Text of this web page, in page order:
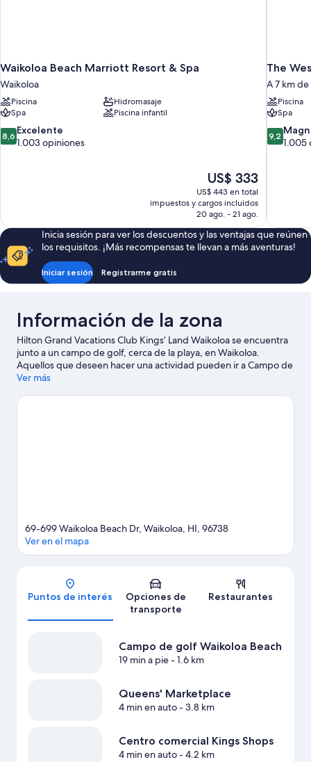
Waikoloa Beach Marriott Resort & Spa
Waikoloa
Piscina
Hidromasaje
Spa
Piscina infantil
8.6
de
8,6 Excelente
1.003 opiniones
El
precio
actual
es
de
US$ 333
US$ 333
US$ 443 en total
impuestos y cargos incluidos
20 ago. - 21 ago.
The
A 7 km
Piscina
Spa
9.2
de
9,2
1.005
Inicia sesión para ver los descuentos y las ventajas que reúnen
los requisitos. ¡Más recompensas te llevan a más aventuras!
Iniciar sesión Registrarme gratis
Información de la zona
Hilton Grand Vacations Club Kings’ Land Waikoloa se encuentra
junto a un campo de golf, cerca de la playa, en Waikoloa.
Aquellos que deseen hacer una actividad pueden ir a Campo de
golf Waikoloa Kings y Campo de golf Waikoloa Beach, mientras
visitar Hāpuna Beach State Recreation Area y Mirador del valle
Ver más
Mapa
69-699 Waikoloa Beach Dr, Waikoloa, HI, 96738
Ver en el mapa
Puntos de interés
Opciones de
transporte
Restaurantes
Campo de golf Waikoloa Beach
19 min a pie- 1.6 km
Queens' Marketplace
4 min en auto- 3.8 km
Centro comercial Kings Shops
4 min en auto- 4.2 km